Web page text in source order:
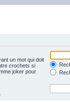
un mot qui doit
crochets si
joker pour